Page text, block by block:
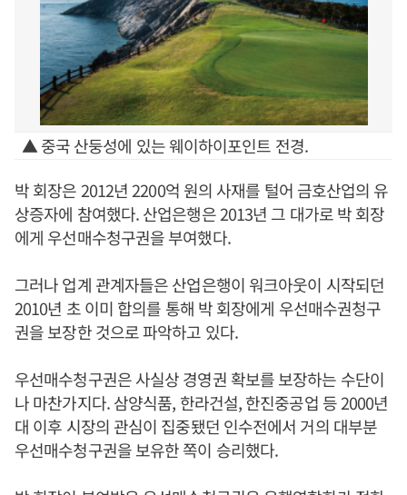
▲ 중국 산둥성에 있는 웨이하이포인트 전경.
박 회장은 2012년 2200억 원의 사재를 털어 금호산업의 유
상증자에 참여했다. 산업은행은 2013년 그 대가로 박 회장
에게 우선매수청구권을 부여했다.
그러나 업계 관계자들은 산업은행이 워크아웃이 시작되던
2010년 초 이미 합의를 통해 박 회장에게 우선매수권청구
권을 보장한 것으로 파악하고 있다.
우선매수청구권은 사실상 경영권 확보를 보장하는 수단이
나 마찬가지다. 삼양식품, 한라건설, 한진중공업 등 2000년
대 이후 시장의 관심이 집중됐던 인수전에서 거의 대부분
우선매수청구권을 보유한 쪽이 승리했다.